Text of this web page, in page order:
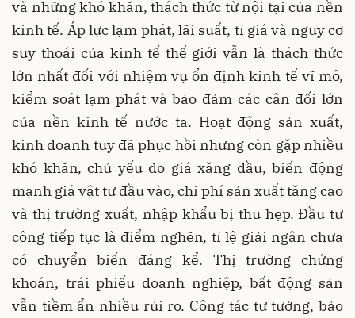
và những khó khăn, thách thức từ nội tại của nền
kinh tế. Áp lực lạm phát, lãi suất, tỉ giá và nguy cơ
suy thoái của kinh tế thế giới vẫn là thách thức
lớn nhất đối với nhiệm vụ ổn định kinh tế vĩ mô,
kiểm soát lạm phát và bảo đảm các cân đối lớn
của nền kinh tế nước ta. Hoạt động sản xuất,
kinh doanh tuy đã phục hồi nhưng còn gặp nhiều
khó khăn,chủ yếu do giá xăng dầu, biến động
mạnh giá vật tư đầu vào, chi phí sản xuất tăng cao
và thị trường xuất, nhập khẩu bị thu hẹp. Đầu tư
công tiếp tục là điểm nghẽn, tỉ lệ giải ngân chưa
có chuyển biến đáng kể. Thị trường chứng
khoán, trái phiếu doanh nghiệp, bất động sản
vẫn tiềm ẩn nhiều rủi ro. Công tác tư tưởng, bảo